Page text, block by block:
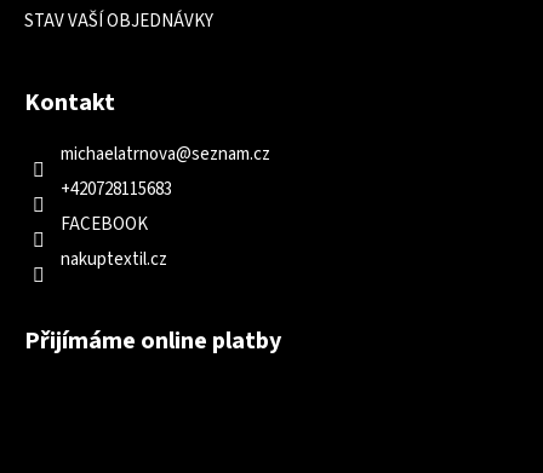
STAV VAŠÍ OBJEDNÁVKY
Kontakt
michaelatrnova@seznam.cz
+420728115683
FACEBOOK
nakuptextil.cz
Přijímáme online platby